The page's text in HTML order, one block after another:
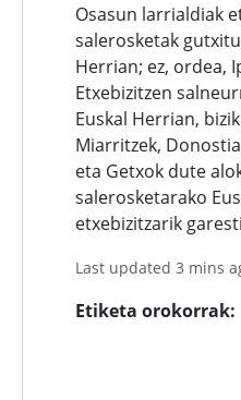
Osasun larrialdiak
salerosketak
Herrian; ez, ordea,
Etxebizitzen
Euskal Herrian,
Miarritzek,
eta Getxok dute
salerosketarako
etxebizitzarik
Last updated 3 mins
Etiketa orokorrak